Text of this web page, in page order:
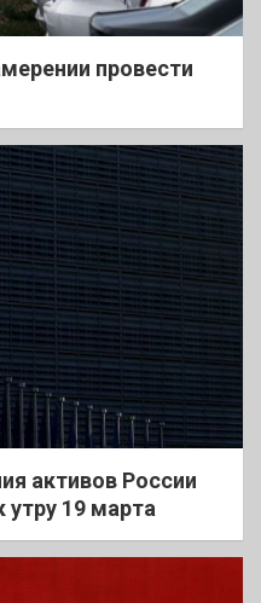
провести
активов России
утру 19 марта